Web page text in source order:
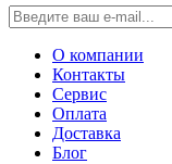
О компании
Контакты
Сервис
Оплата
Доставка
Блог